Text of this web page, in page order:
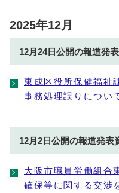
2025年12月
12月24日公開の報道発
東成区役所保健福祉
事務処理誤りについ
12月2日公開の報道発表
大阪市職員労働組合
確保等に関する交渉